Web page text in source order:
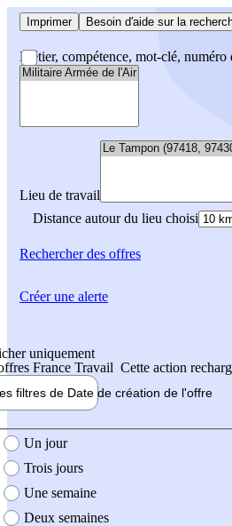
Imprimer Besoin d'aide sur la
Métier, compétence, mot-clé, numéro
Lieu de travail
Distance autour du lieu choisi
Rechercherdes offres
uniquement
France Travail Cette action
filtres de Date de création de l'offre
création de l'offre
Un jour
Trois jours
Une semaine
Deux semaines
Créer une alerte